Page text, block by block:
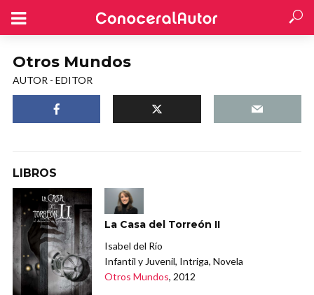
Otros Mundos
AUTOR - EDITOR
LIBROS
La Casa del Torreón II
Isabel del Río
Infantil y Juvenil, Intriga, Novela
Otros Mundos, 2012